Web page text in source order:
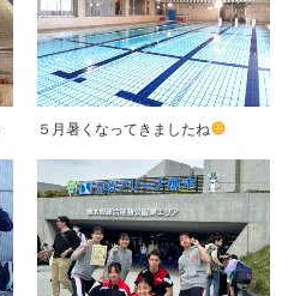
５月暑くなってきましたね